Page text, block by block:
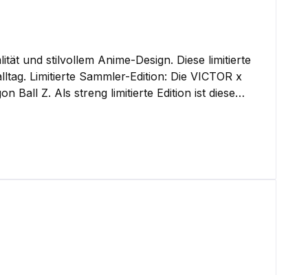
und stilvollem Anime-Design. Diese limitierte
x
Ball Z. Als streng limitierte Edition ist diese
erinnern subtil an Son Gokus
für optimale Atmungsaktivität, Elastizität und
sie verfügbar ist!